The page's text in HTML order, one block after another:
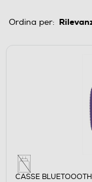
Ordina per:
CASSE BLUETOOOTH